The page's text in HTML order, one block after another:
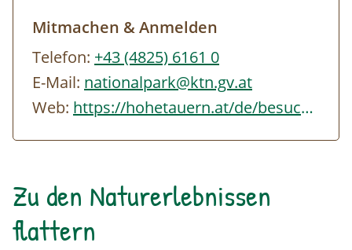
Mitmachen & Anmelden
Telefon: +43 (4825) 6161 0
E-Mail: nationalpark@ktn.gv.at
Web:
https://hohetauern.at/de/besuchen/tourenangebote.html#/erlebnisse/KTN/4D2DEFB9-…
Zu den Naturerlebnissen
flattern